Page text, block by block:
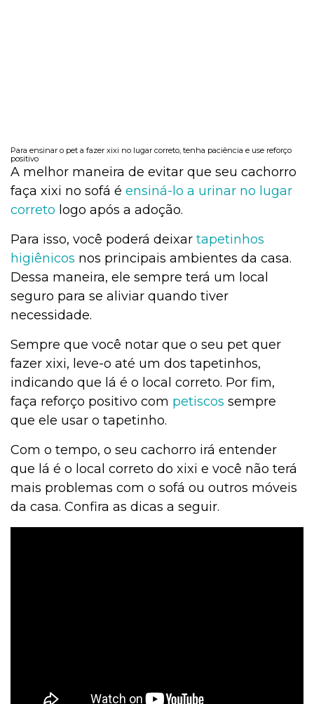
Aves
Aquarismo
Aquários e Manutenção
Alimentação
Alimentação
Ações Sociais
Para ensinar o pet a fazer xixi no lugar correto, tenha paciência e use reforço
positivo
A melhor maneira de evitar que seu cachorro
faça xixi no sofá é ensiná-lo a urinar no lugar
correto logo após a adoção.
Para isso, você poderá deixar tapetinhos
higiênicos nos principais ambientes da casa.
Dessa maneira, ele sempre terá um local
seguro para se aliviar quando tiver
necessidade.
Sempre que você notar que o seu pet quer
fazer xixi, leve-o até um dos tapetinhos,
indicando que lá é o local correto. Por fim,
faça reforço positivo com petiscos sempre
que ele usar o tapetinho.
Com o tempo, o seu cachorro irá entender
que lá é o local correto do xixi e você não terá
mais problemas com o sofá ou outros móveis
da casa. Confira as dicas a seguir.